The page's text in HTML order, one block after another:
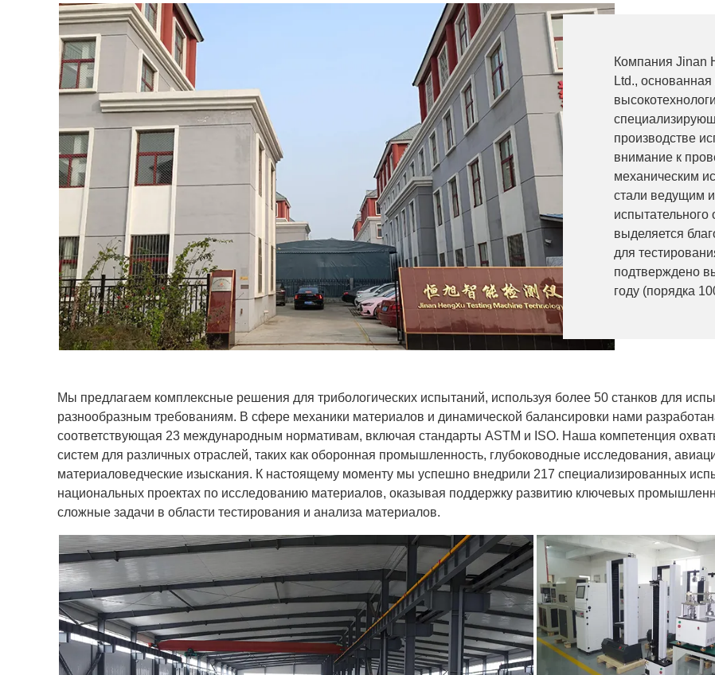
Компания Jinan
Ltd.,
производстве
внимание к
механическим
стали ведущим
выделяется
для
подтверждено
году (порядка
Мы предлагаем комплексные решения для трибологических испытаний, используя более 50 станков для
разнообразным требованиям. В сфере механики материалов и динамической балансировки нами
соответствующая 23 международным нормативам, включая стандарты ASTM и ISO. Наша компетенция
систем для различных отраслей, таких как оборонная промышленность, глубоководные исследования,
материаловедческие изыскания. К настоящему моменту мы успешно внедрили 217 специализированных
национальных проектах по исследованию материалов, оказывая поддержку развитию ключевых
сложные задачи в области тестирования и анализа материалов.